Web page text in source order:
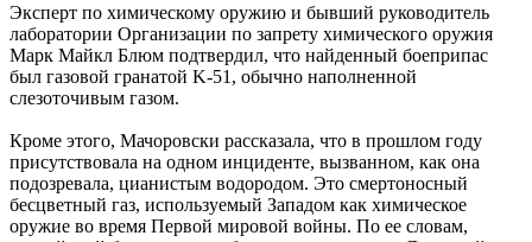
Эксперт по химическому оружию и бывший руководитель
лаборатории Организации по запрету химического оружия
Марк Майкл Блюм подтвердил, что найденный боеприпас
был газовой гранатой K-51, обычно наполненной
слезоточивым газом.
Кроме этого, Мачоровски рассказала, что в прошлом году
присутствовала на одном инциденте, вызванном, как она
подозревала, цианистым водородом. Это смертоносный
бесцветный газ, используемый Западом как химическое
оружие во время Первой мировой войны. По ее словам,